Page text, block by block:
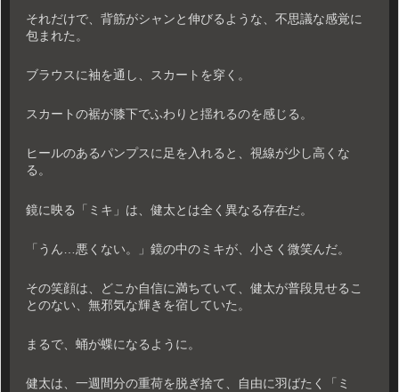
それだけで、背筋がシャンと伸びるような、不思議な感覚に
包まれた。
ブラウスに袖を通し、スカートを穿く。
スカートの裾が膝下でふわりと揺れるのを感じる。
ヒールのあるパンプスに足を入れると、視線が少し高くな
る。
鏡に映る「ミキ」は、健太とは全く異なる存在だ。
「うん…悪くない。」鏡の中のミキが、小さく微笑んだ。
その笑顔は、どこか自信に満ちていて、健太が普段見せるこ
とのない、無邪気な輝きを宿していた。
まるで、蛹が蝶になるように。
健太は、一週間分の重荷を脱ぎ捨て、自由に羽ばたく「ミ